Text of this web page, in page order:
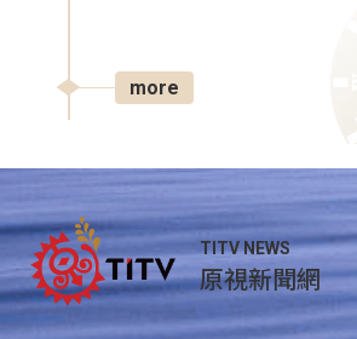
more
TITV NEWS
原視新聞網